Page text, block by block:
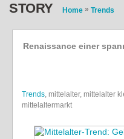
STORY Home » Trends
Renaissance einer
Trends, mittelalter, mittelalter
mittelaltermarkt